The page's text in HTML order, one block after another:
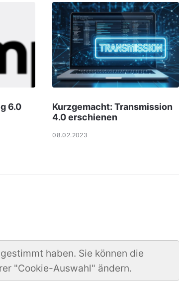
6.0
Kurzgemacht: Transmission
4.0 erschienen
08.02.2023
haben. Sie können die
"Cookie-Auswahl" ändern.